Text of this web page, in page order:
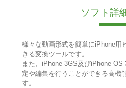
ソフト詳
様々な動画形式を簡単にiPhone用
きる変換ツールです。
また、iPhone 3GS及びiPhone
定や編集を行うことができる高機
す。